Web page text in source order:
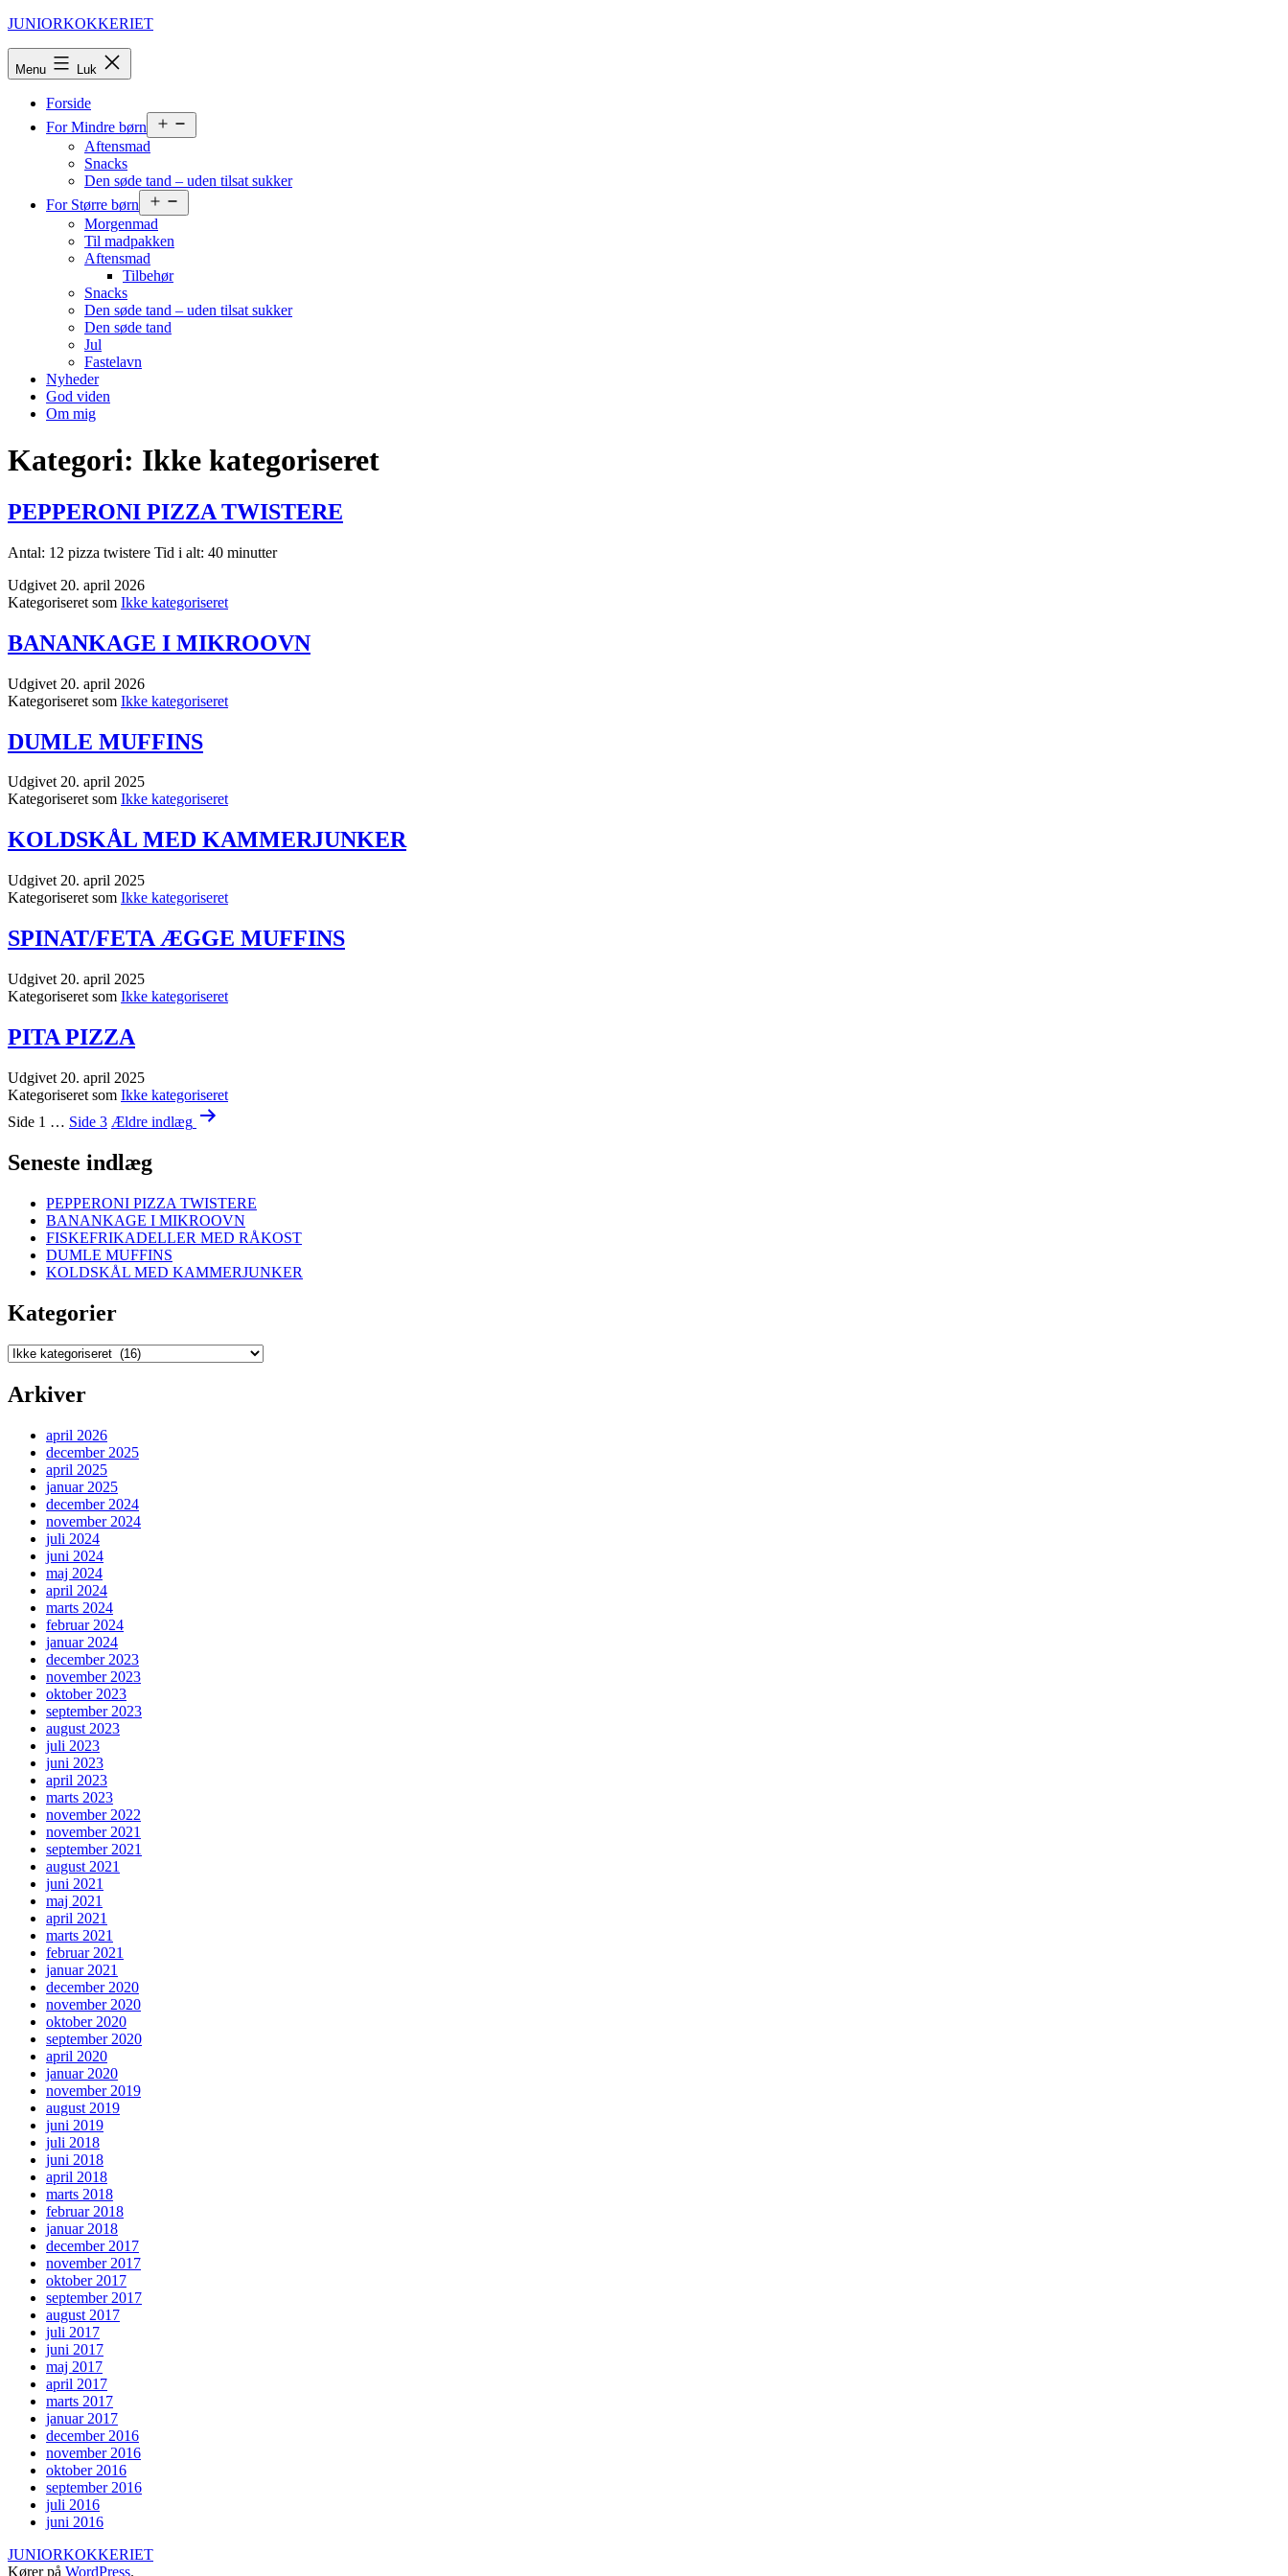
Fortsæt
JUNIORKOKKERIET
Menu Luk
Forside
For Mindre børn
menu
Aftensmad
Snacks
Den søde tand – uden tilsat sukker
For Større børn
menu
Morgenmad
Til madpakken
Aftensmad
Tilbehør
Snacks
Den søde tand – uden tilsat sukker
Den søde tand
Jul
Fastelavn
Nyheder
God viden
Om mig
Kategori: Ikke kategoriseret
PEPPERONI PIZZA TWISTERE
Antal: 12 pizza twistere Tid i alt: 40 minutter
Udgivet 20. april 2026
Kategoriseret som Ikke kategoriseret
BANANKAGE I MIKROOVN
Udgivet 20. april 2026
Kategoriseret som Ikke kategoriseret
DUMLE MUFFINS
Udgivet20. april 2025
Kategoriseret som Ikke kategoriseret
KOLDSKÅL MED KAMMERJUNKER
Udgivet 20. april 2025
Kategoriseret som Ikke kategoriseret
SPINAT/FETA ÆGGE MUFFINS
Udgivet 20. april 2025
Kategoriseret som Ikke kategoriseret
PITA PIZZA
Udgivet 20. april 2025
Kategoriseret som Ikke kategoriseret
Indlægsinddeling
Side 1 … Side 3 Ældre indlæg
Seneste indlæg
PEPPERONI PIZZA TWISTERE
BANANKAGE I MIKROOVN
FISKEFRIKADELLER MED RÅKOST
DUMLE MUFFINS
KOLDSKÅL MED KAMMERJUNKER
Kategorier
Kategorier
Arkiver
april 2026
december 2025
april 2025
januar 2025
december 2024
november 2024
juli 2024
juni 2024
maj 2024
april 2024
marts 2024
februar 2024
januar 2024
december 2023
november 2023
oktober 2023
september 2023
august 2023
juli 2023
juni 2023
april 2023
marts 2023
november 2022
november 2021
september 2021
august 2021
juni 2021
maj 2021
april 2021
marts 2021
februar 2021
januar 2021
december 2020
november 2020
oktober 2020
september 2020
april 2020
januar 2020
november 2019
august 2019
juni 2019
juli 2018
juni 2018
april 2018
marts 2018
februar 2018
januar 2018
december 2017
november 2017
oktober 2017
september 2017
august 2017
juli 2017
juni 2017
maj 2017
april 2017
marts 2017
januar 2017
december 2016
november 2016
oktober 2016
september 2016
juli 2016
juni 2016
JUNIORKOKKERIET
Kører på WordPress.